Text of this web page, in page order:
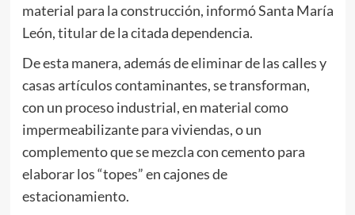
material para la construcción, informó Santa María
León, titular de la citada dependencia.
De esta manera, además de eliminar de las calles y
casas artículos contaminantes, se transforman,
con un proceso industrial, en material como
impermeabilizante para viviendas, o un
complemento que se mezcla con cemento para
elaborar los “topes” en cajones de
estacionamiento.